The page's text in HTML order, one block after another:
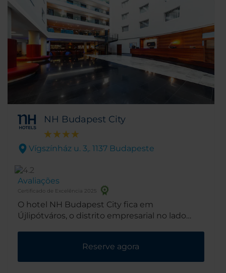
NH Budapest City
Vígszínház u. 3,. 1137 Budapeste
Avaliações
Certificado de Excelência 2025
O hotel NH Budapest City fica em
Újlipótváros, o distrito empresarial no lado
e a estação de metrô próxima é o meio de
transporte que leva a outros pontos turísticos.
Reserve agora